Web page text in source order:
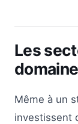
Les
Même à un
investissent